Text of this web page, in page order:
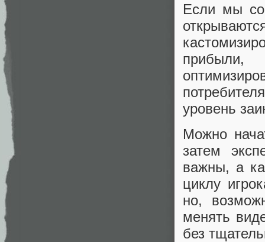
Если мы
прибыли,
уровень
Можно
затем
важны, а
циклу
но,
менять
без